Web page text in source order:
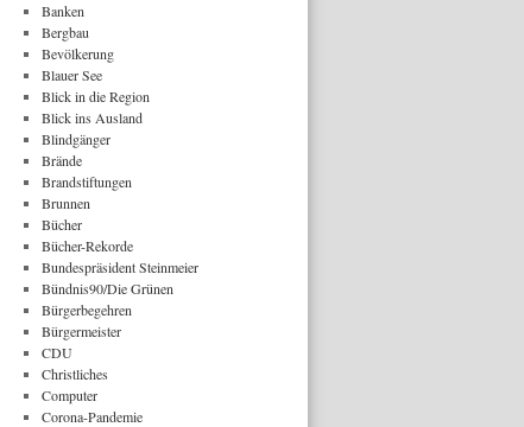
Banken
Bergbau
Bevölkerung
Blauer See
Blick in die Region
Blick ins Ausland
Blindgänger
Brände
Brandstiftungen
Brunnen
Bücher
Bücher-Rekorde
Bundespräsident Steinmeier
Bündnis90/Die Grünen
Bürgerbegehren
Bürgermeister
CDU
Christliches
Computer
Corona-Pandemie